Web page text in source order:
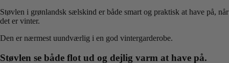
Støvlen i grønlandsk sælskind er både smart og praktisk at have på, når
det er vinter.
Den er nærmest uundværlig i en god vintergarderobe.
Støvlen se både flot ud og dejlig varm at have på.